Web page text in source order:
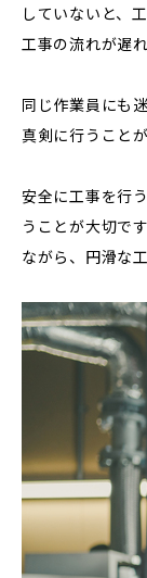
していないと、
工事の流れが遅
同じ作業員にも
真剣に行うことが
安全に工事を行
うことが大切で
ながら、円滑な